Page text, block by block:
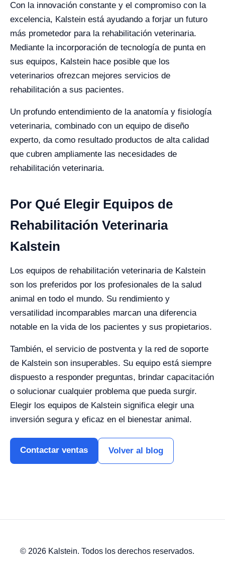
Con la innovación constante y el compromiso con la
excelencia, Kalstein está ayudando a forjar un futuro
más prometedor para la rehabilitación veterinaria.
Mediante la incorporación de tecnología de punta en
sus equipos, Kalstein hace posible que los
veterinarios ofrezcan mejores servicios de
rehabilitación a sus pacientes.
Un profundo entendimiento de la anatomía y fisiología
veterinaria, combinado con un equipo de diseño
experto, da como resultado productos de alta calidad
que cubren ampliamente las necesidades de
rehabilitación veterinaria.
Por Qué Elegir Equipos de
Rehabilitación Veterinaria
Kalstein
Los equipos de rehabilitación veterinaria de Kalstein
son los preferidos por los profesionales de la salud
animal en todo el mundo. Su rendimiento y
versatilidad incomparables marcan una diferencia
notable en la vida de los pacientes y sus propietarios.
También, el servicio de postventa y la red de soporte
de Kalstein son insuperables. Su equipo está siempre
dispuesto a responder preguntas, brindar capacitación
o solucionar cualquier problema que pueda surgir.
Elegir los equipos de Kalstein significa elegir una
inversión segura y eficaz en el bienestar animal.
Contactar ventas Volver al blog
© 2026 Kalstein. Todos los derechos reservados.